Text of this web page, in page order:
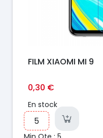
FILM XIAOMI MI 9
0,30 €
En stock